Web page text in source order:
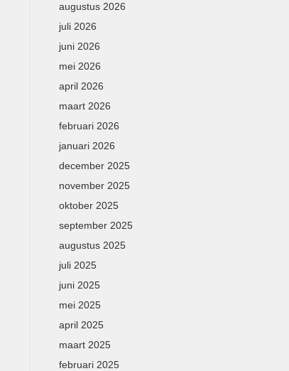
augustus 2026
juli 2026
juni 2026
mei 2026
april 2026
maart 2026
februari 2026
januari 2026
december 2025
november 2025
oktober 2025
september 2025
augustus 2025
juli 2025
juni 2025
mei 2025
april 2025
maart 2025
februari 2025